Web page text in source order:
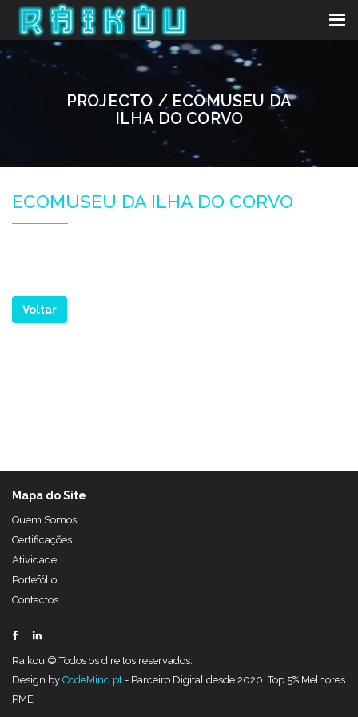
PROJECTO / ECOMUSEU DA
ILHA DO CORVO
ECOMUSEU DA ILHA DO CORVO
Voltar
Raikou © Todos os direitos reservados.
Design by CodeMind.pt - Parceiro Digital desde 2020. Top 5% Melhores
PME
Mapa do Site
Quem Somos
Certificações
Atividade
Portefólio
Contactos